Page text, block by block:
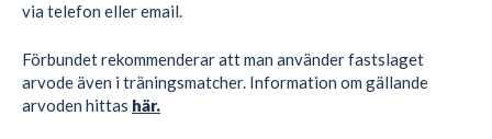
via telefon eller email.
Förbundet rekommenderar att man använder fastslaget
arvode även i träningsmatcher. Information om gällande
arvoden hittas här.